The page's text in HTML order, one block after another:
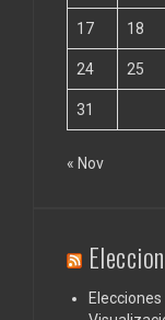
17 18
24 25
31
« Nov